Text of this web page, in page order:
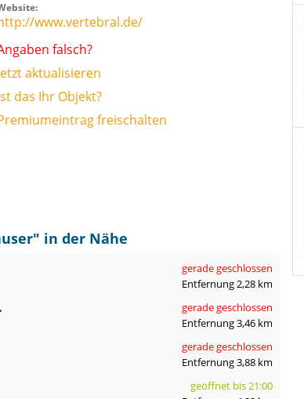
www.vertebral.de/
falsch?
aktualisieren
das Ihr Objekt?
freischalten
" in der Nähe
gerade geschlossen
Entfernung 2,28 km
gerade geschlossen
Entfernung 3,46 km
gerade geschlossen
Entfernung 3,88 km
geöffnet bis 21:00